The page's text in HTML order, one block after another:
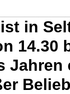
in
14.30